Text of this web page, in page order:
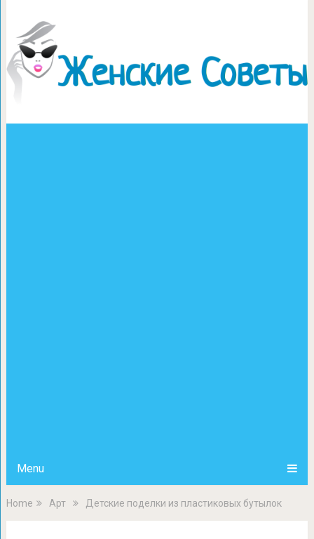
Menu
Home Арт Детские поделки из пластиковых бутылок